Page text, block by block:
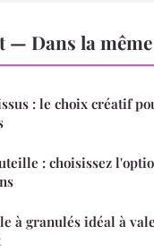
— Dans la
: le choix créatif
: choisissez
à granulés idéal à